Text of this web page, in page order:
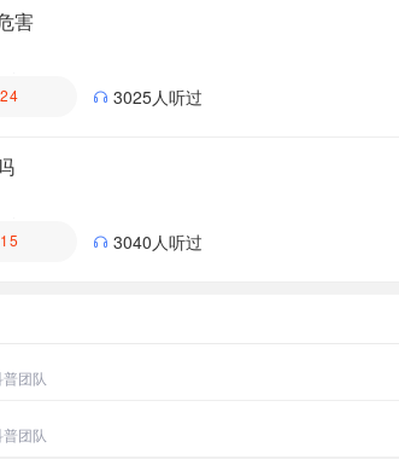
害
3025人听过
3040人听过
团队
团队